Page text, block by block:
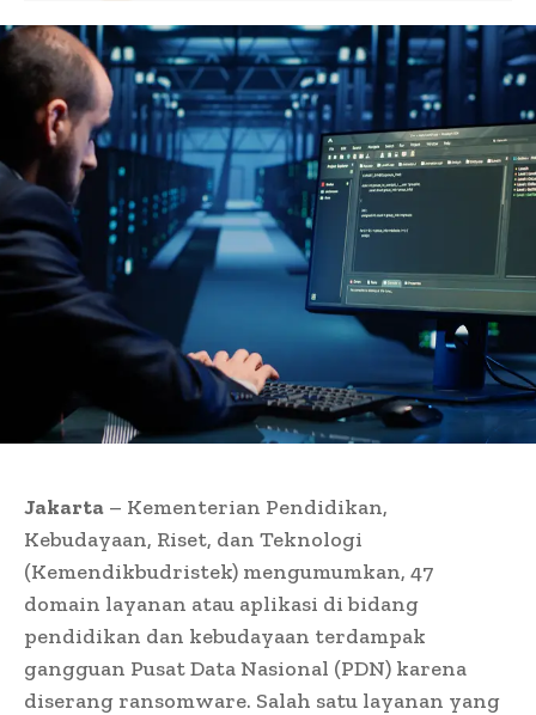
Jakarta – Kementerian Pendidikan,
Kebudayaan, Riset, dan Teknologi
(Kemendikbudristek) mengumumkan, 47
domain layanan atau aplikasi di bidang
pendidikan dan kebudayaan terdampak
gangguan Pusat Data Nasional (PDN) karena
diserang ransomware. Salah satu layanan yang